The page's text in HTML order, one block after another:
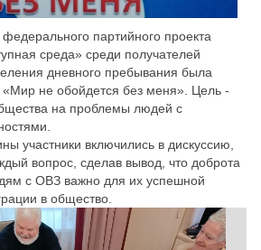
партийного проекта
среда» среди получателей
дневного пребывания была
«Мир не обойдется без меня». Цель -
на проблемы людей с
участники включились в дискуссию,
вопрос, сделав вывод, что доброта
с ОВЗ важно для их успешной
в общество.